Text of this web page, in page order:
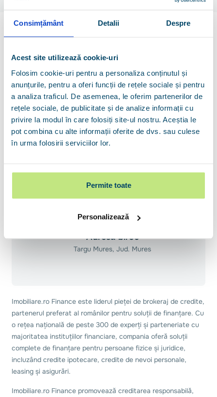
Consimțământ Detalii Despre
Acest site utilizează cookie-uri
Folosim cookie-uri pentru a personaliza conținutul și
anunțurile, pentru a oferi funcții de rețele sociale și pentru
a analiza traficul. De asemenea, le oferim partenerilor de
rețele sociale, de publicitate și de analize informații cu
privire la modul în care folosiți site-ul nostru. Aceștia le
pot combina cu alte informații oferite de dvs. sau culese
în urma folosirii serviciilor lor.
Permite toate
Personalizează
Credite ipotecare
Credite de nevoi personale
Refinanțări credite
Carduri de credit
Credite persoane juridice
Leasing persoane juridice
Adresă birou
Targu Mures, Jud. Mures
Imobiliare.ro Finance este liderul pieței de brokeraj de credite,
partenerul preferat al românilor pentru soluții de finanțare. Cu
o rețea națională de peste 300 de experți și parteneriate cu
majoritatea instituțiilor financiare, compania oferă soluții
complete de finanțare pentru persoane fizice și juridice,
incluzând credite ipotecare, credite de nevoi personale,
leasing și asigurări.
Imobiliare.ro Finance promovează creditarea responsabilă,